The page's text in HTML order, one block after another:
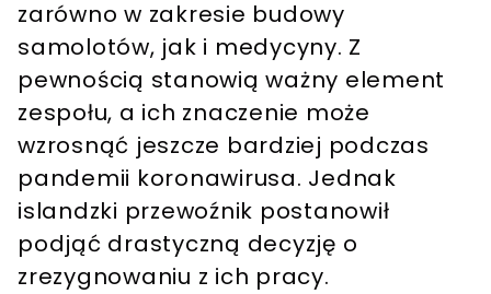
zarówno w zakresie budowy
samolotów, jak i medycyny. Z
pewnością stanowią ważny element
zespołu, a ich znaczenie może
wzrosnąć jeszcze bardziej podczas
pandemii koronawirusa. Jednak
islandzki przewoźnik postanowił
podjąć drastyczną decyzję o
zrezygnowaniu z ich pracy.